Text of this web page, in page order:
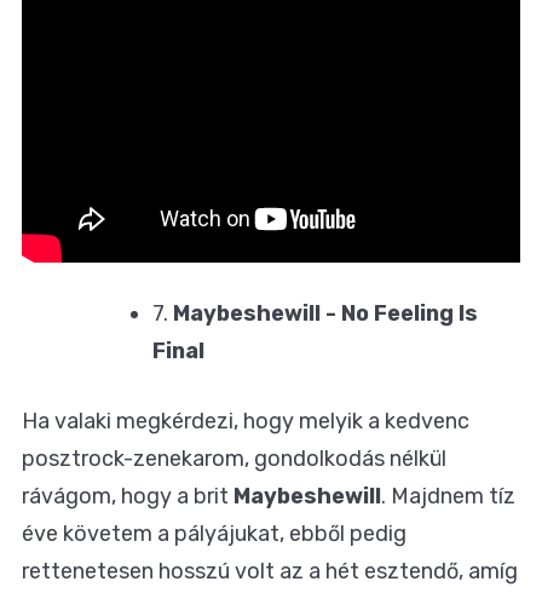
7. Maybeshewill - No Feeling Is
Final
Ha valaki megkérdezi, hogy melyik a kedvenc
posztrock-zenekarom, gondolkodás nélkül
rávágom, hogy a brit Maybeshewill. Majdnem tíz
éve követem a pályájukat, ebből pedig
rettenetesen hosszú volt az a hét esztendő, amíg